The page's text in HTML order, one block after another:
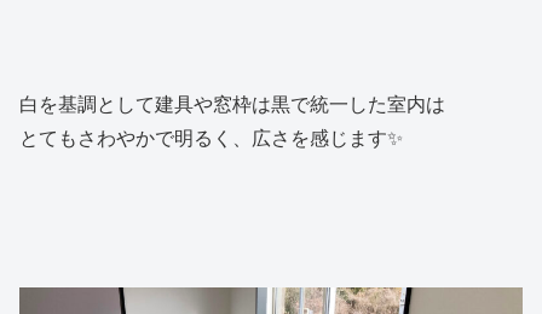
白を基調として建具や窓枠は黒で統一した室内は
とてもさわやかで明るく、広さを感じます✨